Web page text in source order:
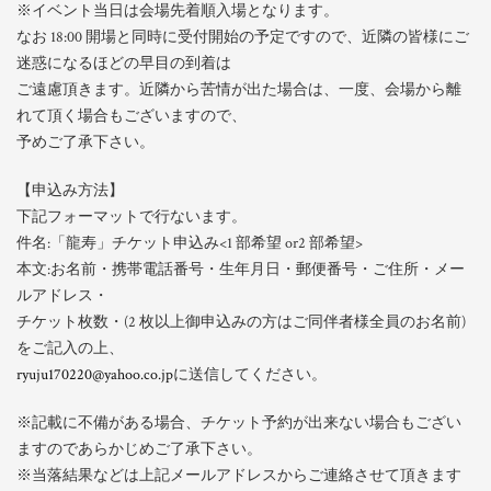
※イベント当日は会場先着順入場となります。
なお 18:00 開場と同時に受付開始の予定ですので、近隣の皆様にご
迷惑になるほどの早目の到着は
ご遠慮頂きます。近隣から苦情が出た場合は、一度、会場から離
れて頂く場合もございますので、
予めご了承下さい。
【申込み方法】
下記フォーマットで行ないます。
件名:「龍寿」チケット申込み<1 部希望 or2 部希望>
本文:お名前・携帯電話番号・生年月日・郵便番号・ご住所・メー
ルアドレス・
チケット枚数・(2 枚以上御申込みの方はご同伴者様全員のお名前)
をご記入の上、
ryuju170220@yahoo.co.jpに送信してください。
※記載に不備がある場合、チケット予約が出来ない場合もござい
ますのであらかじめご了承下さい。
※当落結果などは上記メールアドレスからご連絡させて頂きます